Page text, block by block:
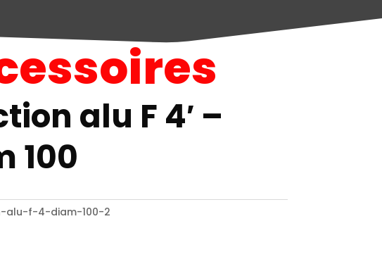
alu F 4′ –
100
alu-f-4-diam-100-2